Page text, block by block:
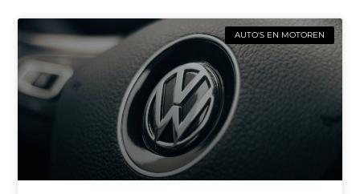
AUTO'S EN MOTOREN